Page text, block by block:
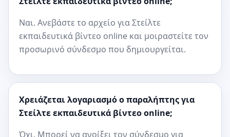
Ναι. Ανεβάστε το αρχείο για Στείλτε
εκπαιδευτικά βίντεο online και μοιραστείτε τον
προσωρινό σύνδεσμο που δημιουργείται.
Χρειάζεται λογαριασμό ο παραλήπτης για
Στείλτε εκπαιδευτικά βίντεο online;
Όχι. Μπορεί να ανοίξει τον σύνδεσμο για